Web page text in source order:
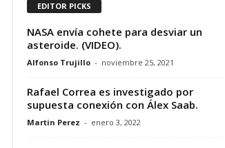
EDITOR PICKS
NASA envía cohete para desviar un
asteroide. (VIDEO).
Alfonso Trujillo - noviembre 25, 2021
Rafael Correa es investigado por
supuesta conexión con Álex Saab.
Martin Perez - enero 3, 2022